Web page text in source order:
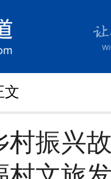
文
村振兴